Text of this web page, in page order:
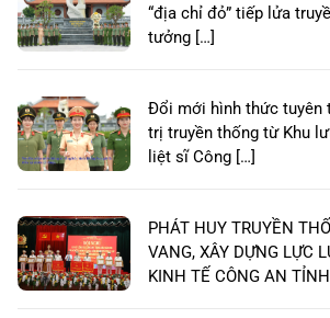
“địa chỉ đỏ” tiếp lửa
tưởng […]
Đổi mới hình thức tuyên
trị truyền thống từ Khu
liệt sĩ Công […]
PHÁT HUY TRUYỀN
VANG, XÂY DỰNG LỰC
KINH TẾ CÔNG AN